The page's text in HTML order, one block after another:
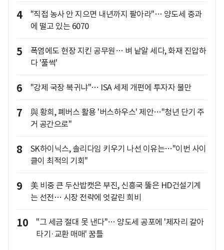
4
"직접 농사 안 지으면 내년까지 팔아라"… 양도세 중과
에 떨고 있는 6070
5
폭염에도 현장 지킨 공무원… 벼 낱알 세다, 화재 진압하
다 '풀썩'
6 "강제 국장 복귀냐"… ISA 세제 개편에 투자자 불만
7
與 황희, 폐버스 활용 '버스하우스' 제안…"청년 단기 주
거 공간으로"
8
SK하이닉스, 솔리다임 키우기 나선 이유는…"이번 사이
클이 최적의 기회"
9
美 비중 큰 두산밥캣은 부진, 신흥국 뚫은 HD건설기계
는 선전… 시장 전략에 엇갈린 희비
10
"그 세금 절대 못 낸다"… 양도세 공포에 '제자리 갈아
타기·교환 매매' 꿈틀